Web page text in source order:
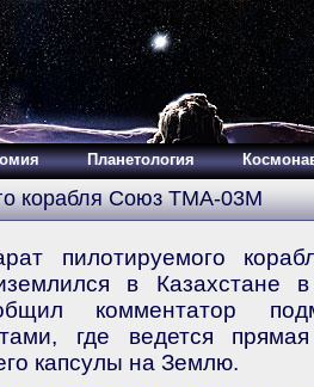
Планетология
корабля Союз ТМА-03М
пилотируемого
в Казахстане
комментатор
где ведется
капсулы на Землю.